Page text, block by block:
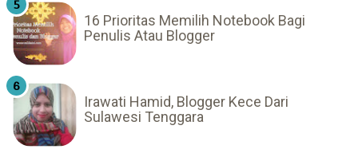
16 Prioritas Memilih Notebook Bagi
Penulis Atau Blogger
Irawati Hamid, Blogger Kece Dari
Sulawesi Tenggara